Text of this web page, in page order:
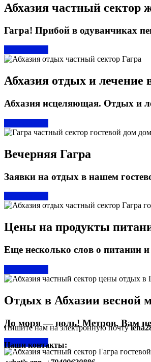
Абхазия частный сектор
Гагра! Прибой в одуванчиках
Абхазия отдых и лечение
Абхазия исцеляющая. Отдых и
Вечерняя Гагра
Заявки на отдых в нашем
Цены на продукты
Еще несколько слов о питании
Отдых в Абхазии весной
До моря — ноль! Метров. Вам не
Подробнее »
Пишите нам на электронную почту
Наши контакты: